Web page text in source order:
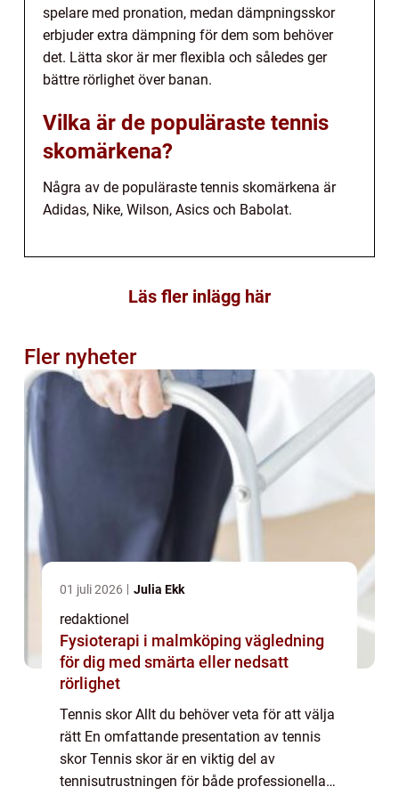
spelare med pronation, medan dämpningsskor
erbjuder extra dämpning för dem som behöver
det. Lätta skor är mer flexibla och således ger
bättre rörlighet över banan.
Vilka är de populäraste tennis
skomärkena?
Några av de populäraste tennis skomärkena är
Adidas, Nike, Wilson, Asics och Babolat.
Läs fler inlägg här
Fler nyheter
01 juli 2026 Julia Ekk
redaktionel
Fysioterapi i malmköping vägledning
för dig med smärta eller nedsatt
rörlighet
Tennis skor Allt du behöver veta för att välja
rätt En omfattande presentation av tennis
skor Tennis skor är en viktig del av
tennisutrustningen för både professionella